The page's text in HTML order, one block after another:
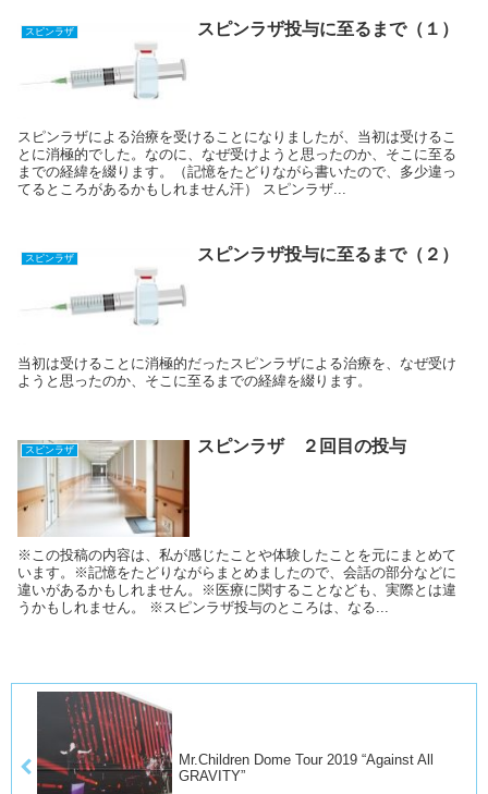
スピンラザ スピンラザ投与に至るまで（１）
スピンラザによる治療を受けることになりましたが、当初は受けるこ
とに消極的でした。なのに、なぜ受けようと思ったのか、そこに至る
までの経緯を綴ります。（記憶をたどりながら書いたので、多少違っ
てるところがあるかもしれません汗） スピンラザ...
スピンラザ スピンラザ投与に至るまで（２）
当初は受けることに消極的だったスピンラザによる治療を、なぜ受け
ようと思ったのか、そこに至るまでの経緯を綴ります。
スピンラザ スピンラザ ２回目の投与
※この投稿の内容は、私が感じたことや体験したことを元にまとめて
います。※記憶をたどりながらまとめましたので、会話の部分などに
違いがあるかもしれません。※医療に関することなども、実際とは違
うかもしれません。 ※スピンラザ投与のところは、なる...
Mr.Children Dome Tour 2019 “Against All
GRAVITY”